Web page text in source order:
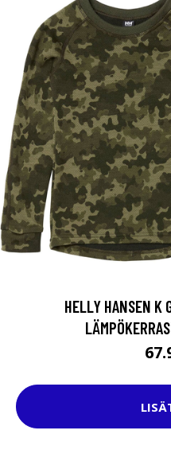
HELLY HANSEN K